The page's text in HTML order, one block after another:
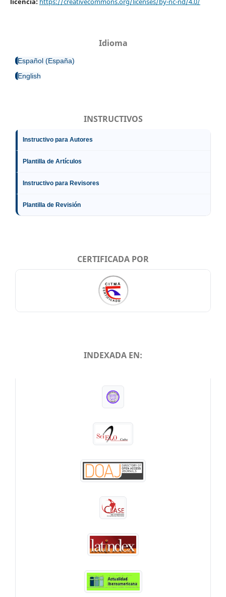
Idioma
Español (España)
English
INSTRUCTIVOS
Instructivo para Autores
Plantilla de Artículos
Instructivo para Revisores
Plantilla de Revisión
CERTIFICADA POR
INDEXADA EN: